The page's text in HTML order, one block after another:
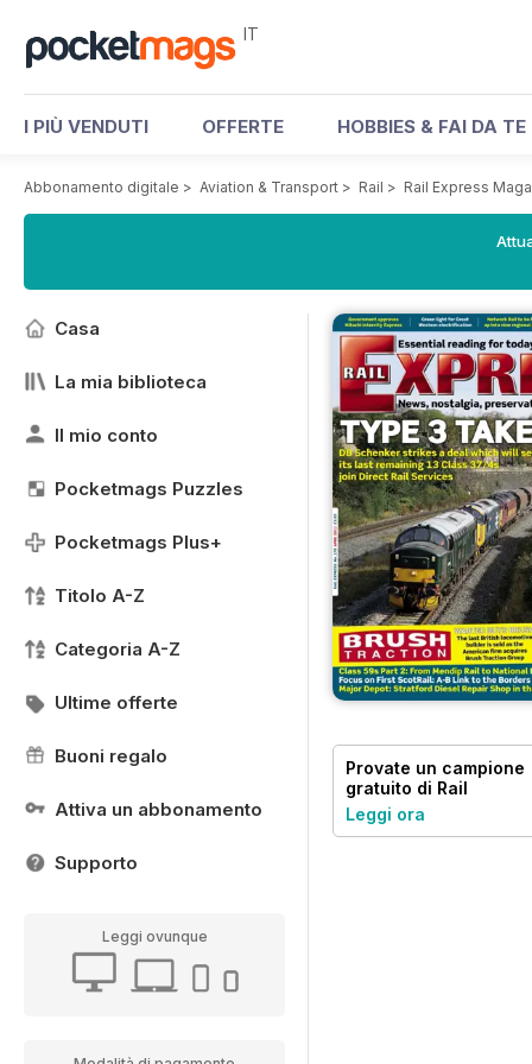
IT
I PIÙ VENDUTI OFFERTE HOBBIES & FAI DA TE
Abbonamento digitale > Aviation & Transport > Rail > Rail Express
Casa
La mia biblioteca
Il mio conto
Pocketmags Puzzles
Pocketmags Plus+
Titolo A-Z
Categoria A-Z
Ultime offerte
Buoni regalo
Attiva un abbonamento
Supporto
Leggi ovunque
Provate un campione
gratuito di Rail
Express
Leggi ora